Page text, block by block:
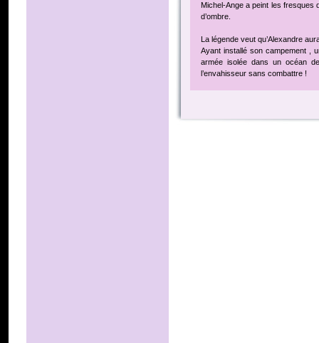
Michel-Ange a peint les fresques
d’ombre.
La légende veut qu’Alexandre
Ayant installé son campement ,
armée isolée dans un océan
l’envahisseur sans combattre !